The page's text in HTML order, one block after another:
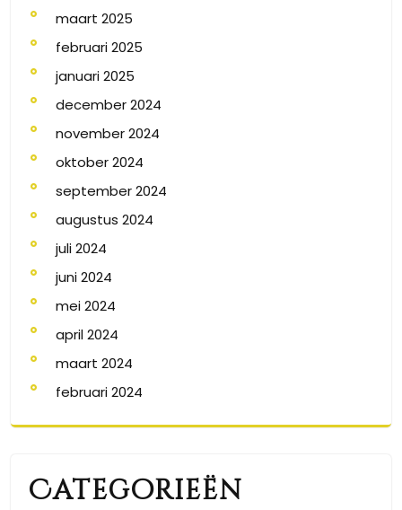
maart 2025
februari 2025
januari 2025
december 2024
november 2024
oktober 2024
september 2024
augustus 2024
juli 2024
juni 2024
mei 2024
april 2024
maart 2024
februari 2024
Categorieën